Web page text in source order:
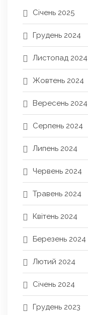
Січень 2025
Грудень 2024
Листопад 2024
Жовтень 2024
Вересень 2024
Серпень 2024
Липень 2024
Червень 2024
Травень 2024
Квітень 2024
Березень 2024
Лютий 2024
Січень 2024
Грудень 2023